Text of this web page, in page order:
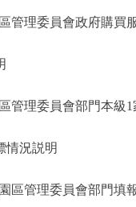
理委員會政府購買服
理委員會部門本級1
況説明
管理委員會部門填報